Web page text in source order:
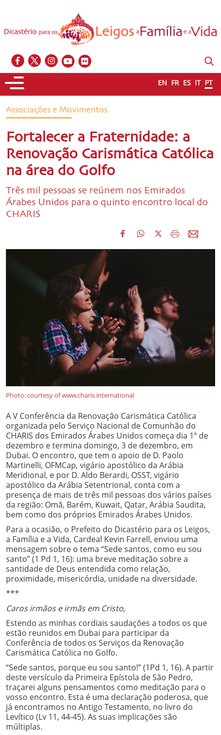
EN FR ES IT PT
Associações e Movimentos
Fortalecer a Fraternidade: a
Renovação Carismática Católica
na área do Golfo
Três mil pessoas se reúnem nos Emirados
Árabes Unidos para o quinto encontro local do
CHARIS
Photo: courtesy of www.charis.international
A V Conferência da Renovação Carismática Católica
organizada pelo Serviço Nacional de Comunhão do
CHARIS dos Emirados Árabes Unidos começa dia 1º de
dezembro e termina domingo, 3 de dezembro, em
Dubai. O encontro, que tem o apoio de D. Paolo
Martinelli, OFMCap, vigário apostólico da Arábia
Meridional, e por D. Aldo Berardi, OSST, vigário
apostólico da Arábia Setentrional, conta com a
presença de mais de três mil pessoas dos vários países
da região: Omã, Barém, Kuwait, Qatar, Arábia Saudita,
bem como dos próprios Emirados Árabes Unidos.
Para a ocasião, o Prefeito do Dicastério para os Leigos,
a Família e a Vida, Cardeal Kevin Farrell, enviou uma
mensagem sobre o tema “Sede santos, como eu sou
santo” (1 Pd 1, 16): uma breve meditação sobre a
santidade de Deus entendida como relação,
proximidade, misericórdia, unidade na diversidade.
***
Caros irmãos e irmãs em Cristo,
Estendo as minhas cordiais saudações a todos os que
estão reunidos em Dubai para participar da
Conferência de todos os Serviços da Renovação
Carismática Católica no Golfo.
“Sede santos, porque eu sou santo!” (1Pd 1, 16). A partir
deste versículo da Primeira Epístola de São Pedro,
traçarei alguns pensamentos como meditação para o
vosso encontro. Esta é uma declaração poderosa, que
já encontramos no Antigo Testamento, no livro do
Levítico (Lv 11, 44-45). As suas implicações são
múltiplas.